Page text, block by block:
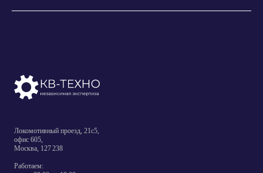
Локомотивный проезд, 21с5,
офис 605,
Москва, 127 238
Работаем: